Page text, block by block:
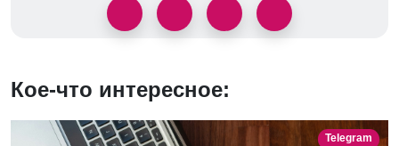
Кое-что интересное:
Telegram